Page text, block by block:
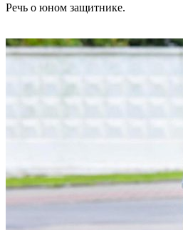
Речь о юном защитнике.